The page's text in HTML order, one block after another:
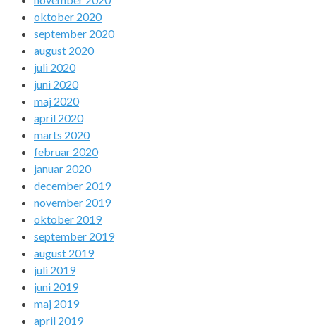
oktober 2020
september 2020
august 2020
juli 2020
juni 2020
maj 2020
april 2020
marts 2020
februar 2020
januar 2020
december 2019
november 2019
oktober 2019
september 2019
august 2019
juli 2019
juni 2019
maj 2019
april 2019